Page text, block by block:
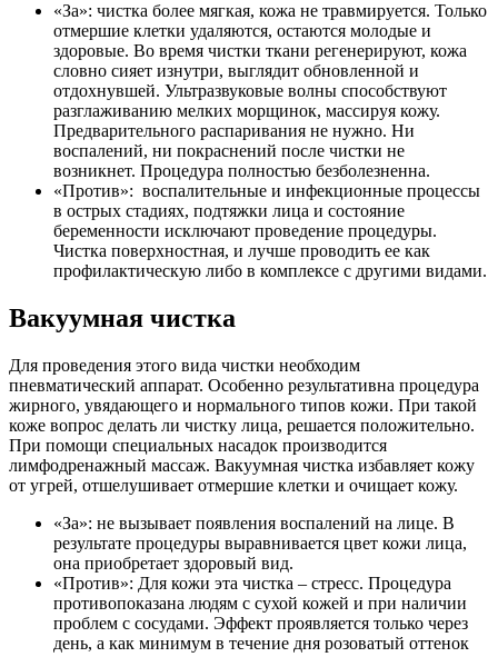
«За»: чистка более мягкая, кожа не травмируется. Только
отмершие клетки удаляются, остаются молодые и
здоровые. Во время чистки ткани регенерируют, кожа
словно сияет изнутри, выглядит обновленной и
отдохнувшей. Ультразвуковые волны способствуют
разглаживанию мелких морщинок, массируя кожу.
Предварительного распаривания не нужно. Ни
воспалений, ни покраснений после чистки не
возникнет. Процедура полностью безболезненна.
«Против»: воспалительные и инфекционные процессы
в острых стадиях, подтяжки лица и состояние
беременности исключают проведение процедуры.
Чистка поверхностная, и лучше проводить ее как
профилактическую либо в комплексе с другими видами.
Вакуумная чистка
Для проведения этого вида чистки необходим
пневматический аппарат. Особенно результативна процедура
жирного, увядающего и нормального типов кожи. При такой
коже вопрос делать ли чистку лица, решается положительно.
При помощи специальных насадок производится
лимфодренажный массаж. Вакуумная чистка избавляет кожу
от угрей, отшелушивает отмершие клетки и очищает кожу.
«За»: не вызывает появления воспалений на лице. В
результате процедуры выравнивается цвет кожи лица,
она приобретает здоровый вид.
«Против»: Для кожи эта чистка – стресс. Процедура
противопоказана людям с сухой кожей и при наличии
проблем с сосудами. Эффект проявляется только через
день, а как минимум в течение дня розоватый оттенок